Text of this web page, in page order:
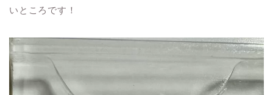
いところです！